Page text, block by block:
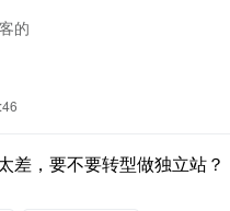
的
差，要不要转型做独立站？